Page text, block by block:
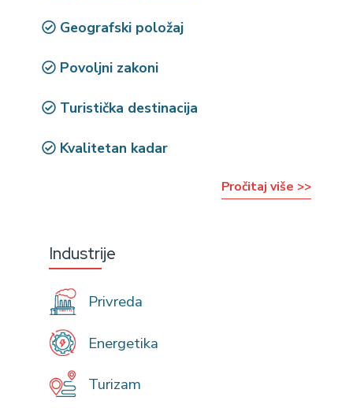
Geografski položaj
Povoljni zakoni
Turistička destinacija
Kvalitetan kadar
Pročitaj više >>
Industrije
Privreda
Energetika
Turizam